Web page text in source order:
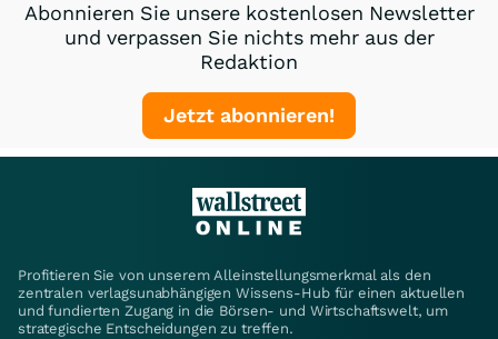
Abonnieren Sie unsere kostenlosen Newsletter
und verpassen Sie nichts mehr aus der
Redaktion
Jetzt abonnieren!
Profitieren Sie von unserem Alleinstellungsmerkmal als den
zentralen verlagsunabhängigen Wissens-Hub für einen aktuellen
und fundierten Zugang in die Börsen- und Wirtschaftswelt, um
strategische Entscheidungen zu treffen.